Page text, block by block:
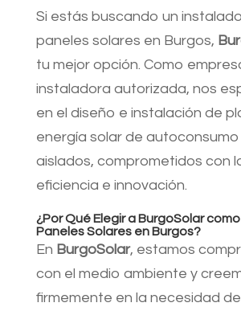
Si estás buscando un
paneles solares en Burgos,
tu mejor opción. Como
instaladora autorizada, nos
en el diseño e instalación de
energía solar de
aislados, comprometidos con
eficiencia e innovación.
¿Por Qué Elegir a BurgoSolar
Paneles Solares en Burgos?
En BurgoSolar, estamos
con el medio ambiente y
firmemente en la necesidad